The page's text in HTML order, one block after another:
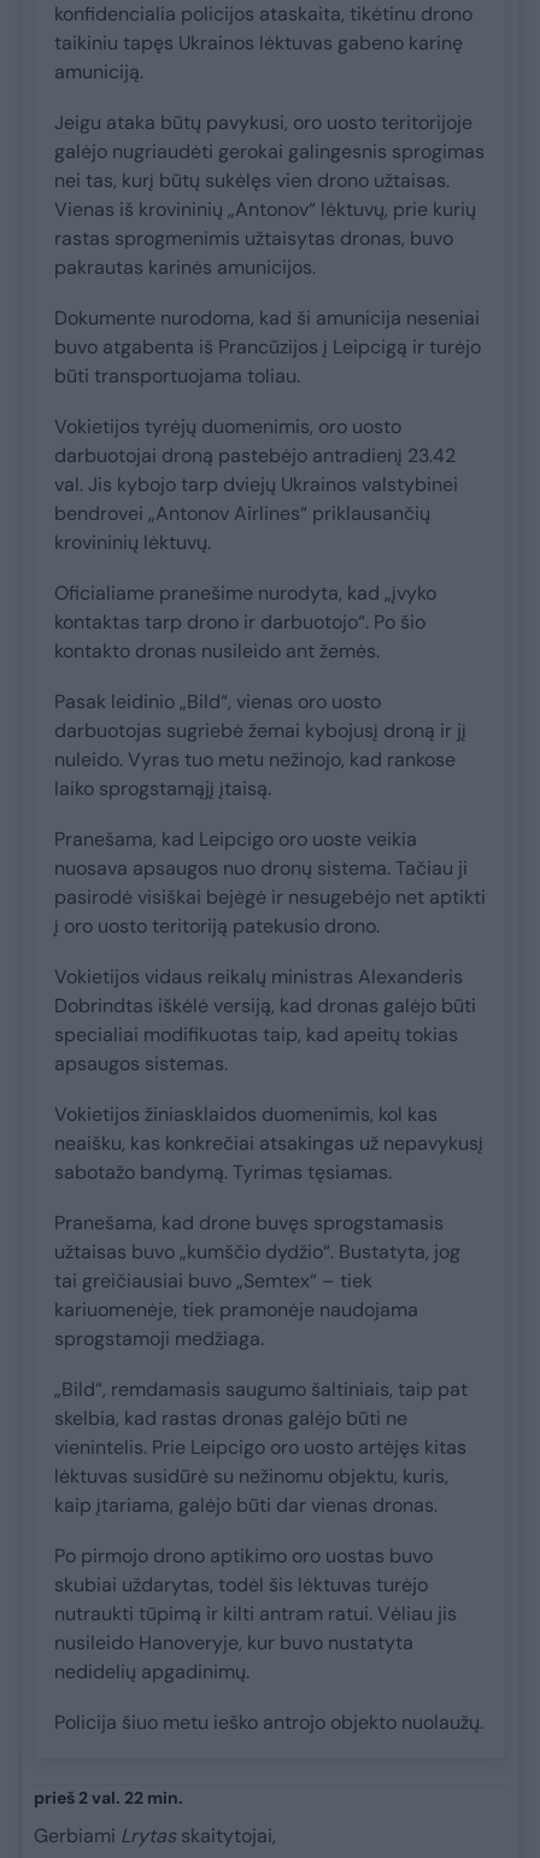
konfidencialia policijos ataskaita, tikėtinu drono
taikiniu tapęs Ukrainos lėktuvas gabeno karinę
amuniciją.
Jeigu ataka būtų pavykusi, oro uosto teritorijoje
galėjo nugriaudėti gerokai galingesnis sprogimas
nei tas, kurį būtų sukėlęs vien drono užtaisas.
Vienas iš krovininių „Antonov“ lėktuvų, prie kurių
rastas sprogmenimis užtaisytas dronas, buvo
pakrautas karinės amunicijos.
Dokumente nurodoma, kad ši amunicija neseniai
buvo atgabenta iš Prancūzijos į Leipcigą ir turėjo
būti transportuojama toliau.
Vokietijos tyrėjų duomenimis, oro uosto
darbuotojai droną pastebėjo antradienį 23.42
val. Jis kybojo tarp dviejų Ukrainos valstybinei
bendrovei „Antonov Airlines“ priklausančių
krovininių lėktuvų.
Oficialiame pranešime nurodyta, kad „įvyko
kontaktas tarp drono ir darbuotojo“. Po šio
kontakto dronas nusileido ant žemės.
Pasak leidinio „Bild“, vienas oro uosto
darbuotojas sugriebė žemai kybojusį droną ir jį
nuleido. Vyras tuo metu nežinojo, kad rankose
laiko sprogstamąjį įtaisą.
Pranešama, kad Leipcigo oro uoste veikia
nuosava apsaugos nuo dronų sistema. Tačiau ji
pasirodė visiškai bejėgė ir nesugebėjo net aptikti
į oro uosto teritoriją patekusio drono.
Vokietijos vidaus reikalų ministras Alexanderis
Dobrindtas iškėlė versiją, kad dronas galėjo būti
specialiai modifikuotas taip, kad apeitų tokias
apsaugos sistemas.
Vokietijos žiniasklaidos duomenimis, kol kas
neaišku, kas konkrečiai atsakingas už nepavykusį
sabotažo bandymą. Tyrimas tęsiamas.
Pranešama, kad drone buvęs sprogstamasis
užtaisas buvo „kumščio dydžio“. Bustatyta, jog
tai greičiausiai buvo „Semtex“ – tiek
kariuomenėje, tiek pramonėje naudojama
sprogstamoji medžiaga.
„Bild“, remdamasis saugumo šaltiniais, taip pat
skelbia, kad rastas dronas galėjo būti ne
vienintelis. Prie Leipcigo oro uosto artėjęs kitas
lėktuvas susidūrė su nežinomu objektu, kuris,
kaip įtariama, galėjo būti dar vienas dronas.
Po pirmojo drono aptikimo oro uostas buvo
skubiai uždarytas, todėl šis lėktuvas turėjo
nutraukti tūpimą ir kilti antram ratui. Vėliau jis
nusileido Hanoveryje, kur buvo nustatyta
nedidelių apgadinimų.
Policija šiuo metu ieško antrojo objekto nuolaužų.
prieš 2 val. 22 min.
Gerbiami Lrytas skaitytojai,